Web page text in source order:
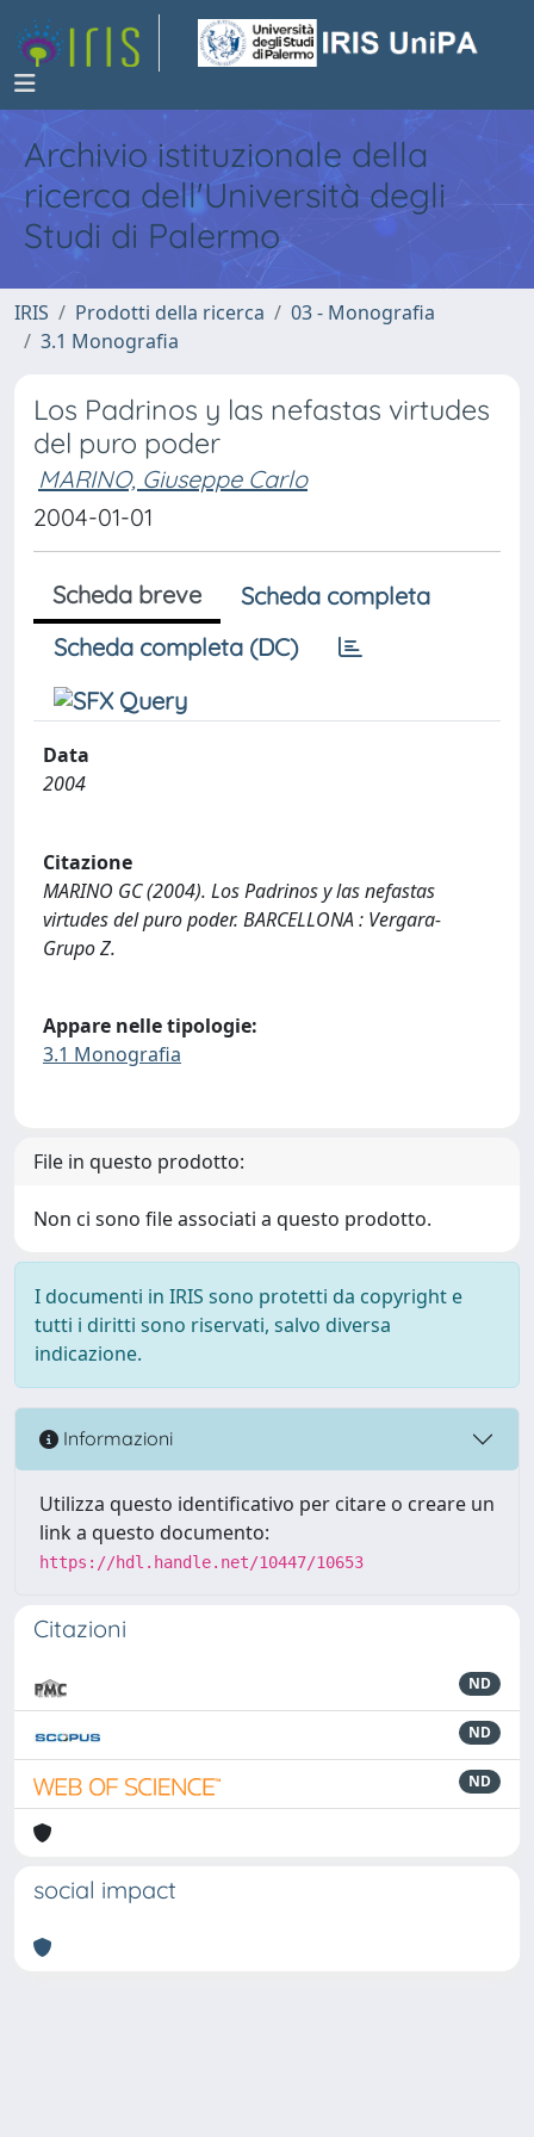
Archivio istituzionale della
ricerca dell'Università degli
Studi di Palermo
IRIS Prodotti della ricerca
03 - Monografia
3.1 Monografia
Los Padrinos y las nefastas virtudes
del puro poder
MARINO, Giuseppe Carlo
2004-01-01
Scheda breve
Scheda completa
Scheda completa (DC)
Data
2004
Citazione
MARINO GC (2004). Los Padrinos y las nefastas
virtudes del puro poder. BARCELLONA : Vergara-
Grupo Z.
Appare nelle tipologie:
3.1 Monografia
File in questo prodotto:
Non ci sono file associati a questo prodotto.
I documenti in IRIS sono protetti da copyright e
tutti i diritti sono riservati, salvo diversa
indicazione.
Informazioni
Utilizza questo identificativo per citare o creare un
link a questo documento:
https://hdl.handle.net/10447/10653
Citazioni
ND
ND
ND
social impact